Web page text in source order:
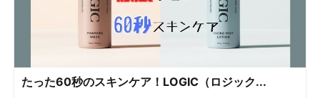
たった60秒のスキンケア！LOGIC（ロジック...